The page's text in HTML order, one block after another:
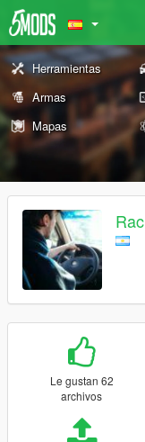
Herramientas
Armas
Mapas
Rac
Le gustan 62
archivos